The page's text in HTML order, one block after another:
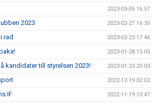
2023-03-05 16:57
2023 2023-02-27 16:35
rad 2023-02-23 17:46
2023-01-28 15:05
kandidater till styrelsen 2023! 2023-01-23 20:03
2022-12-19 02:02
IF 2022-11-19 10:47